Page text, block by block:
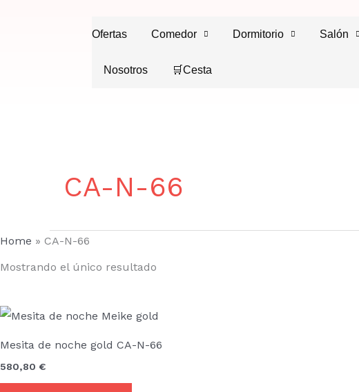
Ofertas Comedor Dormitorio Salón
Nosotros 🛒Cesta
CA-N-66
Home » CA-N-66
Mostrando el único resultado
Mesita de noche gold CA-N-66
580,80 €